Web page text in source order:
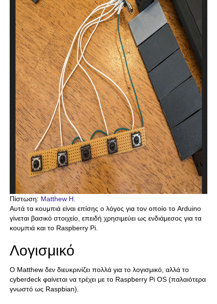
Πίστωση: Matthew H.
Αυτά τα κουμπιά είναι επίσης ο λόγος για τον οποίο το Arduino
γίνεται βασικό στοιχείο, επειδή χρησιμεύει ως ενδιάμεσος για τα
κουμπιά και το Raspberry Pi.
Λογισμικό
Ο Matthew δεν διευκρινίζει πολλά για το λογισμικό, αλλά το
cyberdeck φαίνεται να τρέχει με το Raspberry Pi OS (παλαιότερα
γνωστό ως Raspbian).